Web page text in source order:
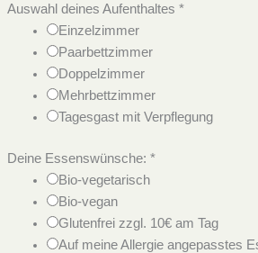
Auswahl deines Aufenthaltes *
Einzelzimmer
Paarbettzimmer
Doppelzimmer
Mehrbettzimmer
Tagesgast mit Verpflegung
Deine Essenswünsche: *
Bio-vegetarisch
Bio-vegan
Glutenfrei zzgl. 10€ am Tag
Auf meine Allergie angepasstes